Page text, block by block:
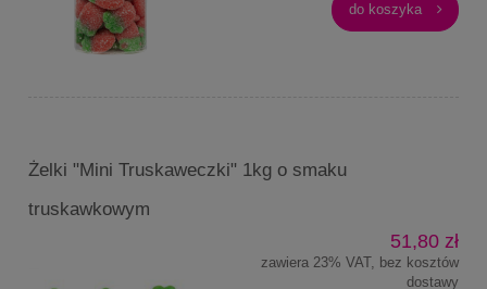
do koszyka
Żelki "Mini Truskaweczki" 1kg o smaku
truskawkowym
51,80 zł
zawiera 23% VAT, bez kosztów
dostawy